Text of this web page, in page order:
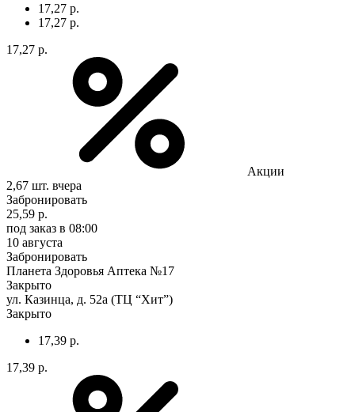
17,27 р.
17,27 р.
17,27 р.
Акции
2,67 шт. вчера
Забронировать
25,59 р.
под заказ в 08:00
10 августа
Забронировать
Планета Здоровья Аптека №17
Закрыто
ул. Казинца, д. 52а (ТЦ “Хит”)
Закрыто
17,39 р.
17,39 р.